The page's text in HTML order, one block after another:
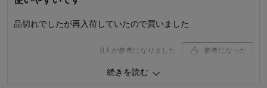
品切れでしたが再入荷していたので買いました
0 人が参考になりました 参考になった
4.0
続きを読む